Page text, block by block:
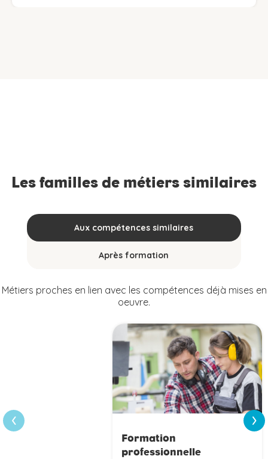
Les familles de métiers similaires
Aux compétences similaires
Après formation
Métiers proches en lien avec les compétences déjà mises en
oeuvre.
Formation
professionnelle
‹
›